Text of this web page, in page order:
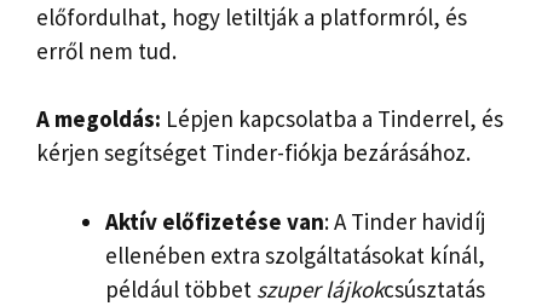
előfordulhat, hogy letiltják a platformról, és
erről nem tud.
A megoldás: Lépjen kapcsolatba a Tinderrel, és
kérjen segítséget Tinder-fiókja bezárásához.
Aktív előfizetése van: A Tinder havidíj
ellenében extra szolgáltatásokat kínál,
például többet szuper lájkokcsúsztatás